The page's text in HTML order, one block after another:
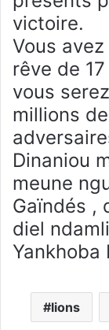
victoire.
Vous
rêve de
vous
millions
Dinaniou
meune
Gaïndés ,
diel
Yankhoba
lions